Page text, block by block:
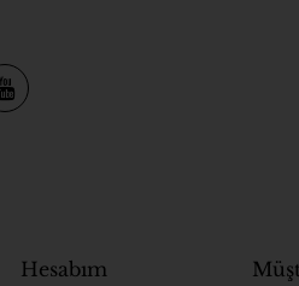
Hesabım